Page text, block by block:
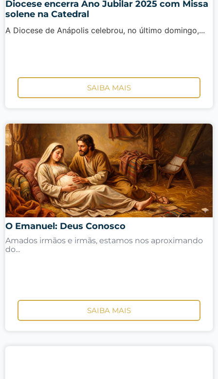
Diocese encerra Ano Jubilar 2025 com Missa
solene na Catedral
A Diocese de Anápolis celebrou, no último domingo,...
SAIBA MAIS
O Emanuel: Deus Conosco
Amados irmãos e irmãs, estamos nos aproximando
do...
SAIBA MAIS